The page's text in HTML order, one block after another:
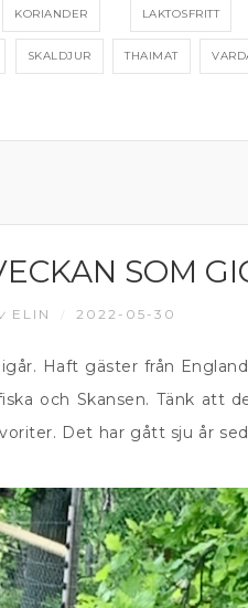
KORIANDER LAKTOSFRITT
SKALDJUR THAIMAT
SOM
ELIN 2022-05-30
Haft gäster från
och Skansen. Tänk att
Det har gått sju år